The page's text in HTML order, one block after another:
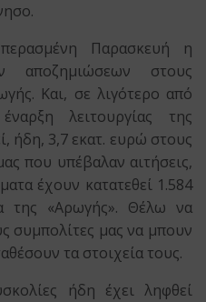
Παρασκευή η
αποζημιώσεων στους
Και, σε λιγότερο από
λειτουργίας της
ήδη, 3,7 εκατ. ευρώ στους
που υπέβαλαν αιτήσεις,
έχουν κατατεθεί 1.584
της «Αρωγής». Θέλω να
συμπολίτες μας να μπουν
τα στοιχεία τους.
ήδη έχει ληφθεί